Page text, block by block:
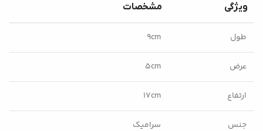
ویژگی مشخصات
طول ۹cm
عرض ۵cm
ارتفاع ۱۷cm
جنس سرامیک